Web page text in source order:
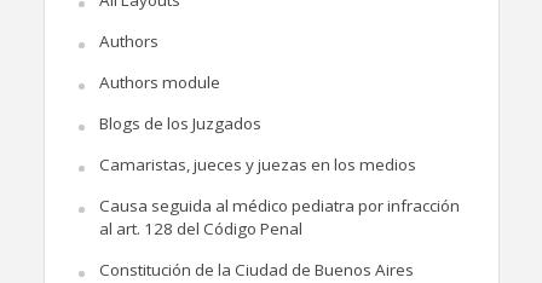
Authors
Authors module
Blogs de los Juzgados
Camaristas, jueces y juezas en los medios
Causa seguida al médico pediatra por infracción
al art. 128 del Código Penal
Constitución de la Ciudad de Buenos Aires